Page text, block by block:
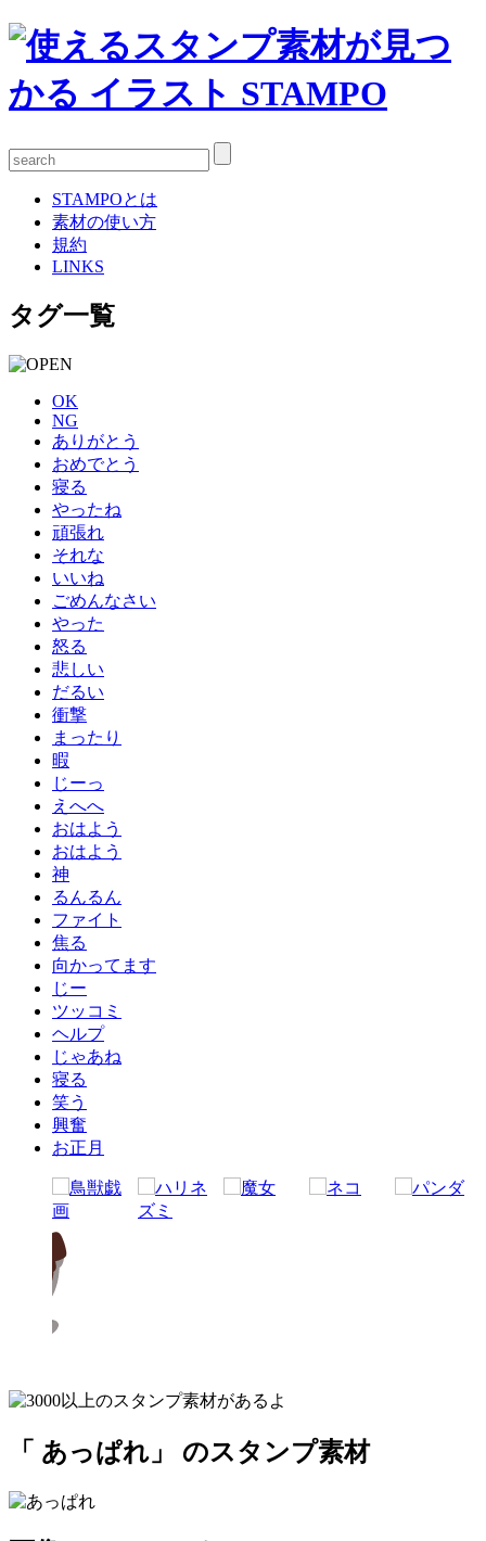
STAMPOとは
素材の使い方
規約
LINKS
タグ一覧
OK
NG
ありがとう
おめでとう
寝る
やったね
頑張れ
それな
いいね
ごめんなさい
やった
怒る
悲しい
だるい
衝撃
まったり
暇
じーっ
えへへ
おはよう
おはよう
神
るんるん
ファイト
焦る
向かってます
じー
ツッコミ
ヘルプ
じゃあね
寝る
笑う
興奮
お正月
「 あっぱれ」 のスタンプ素材